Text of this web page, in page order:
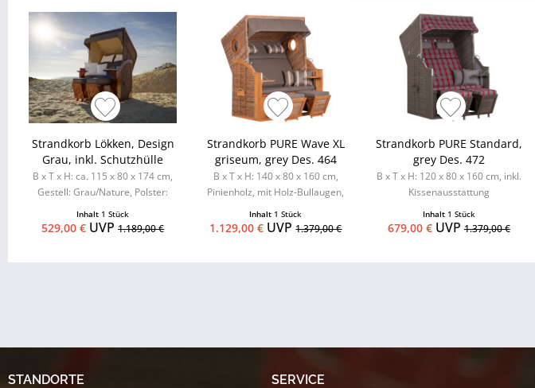
Strandkorb Lökken, Design
Grau, inkl. Schutzhülle
B x T x H: ca. 115 x 80 x 174 cm,
Gestell: Grau/Nature, Polster:
Inhalt 1 Stück
529,00 € UVP1.189,00 €
Strandkorb PURE Wave XL
griseum, grey Des. 464
B x T x H: 140 x 80 x 160 cm,
Pinienholz, mit Holz-Bullaugen,
Inhalt 1 Stück
1.129,00 € UVP1.379,00 €
Strandkorb PURE Standard,
grey Des. 472
B x T x H: 120 x 80 x 160 cm, inkl.
Kissenausstattung
Inhalt 1 Stück
679,00 €UVP1.379,00 €
STANDORTE
SERVICE